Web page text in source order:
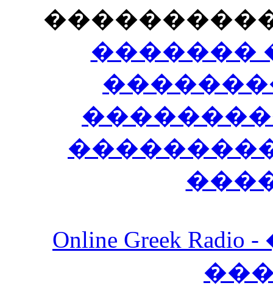
�������
Online Greek